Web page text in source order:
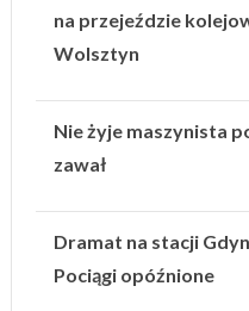
na przejeździe
Wolsztyn
Nie żyje maszynista
zawał
Dramat na stacji
Pociągi opóźnione